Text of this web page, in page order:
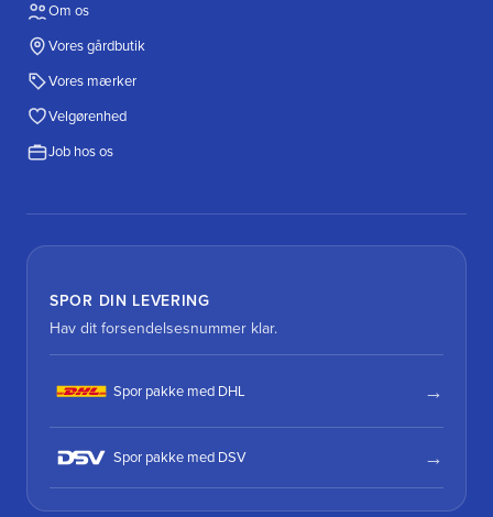
Om os
Vores gårdbutik
Vores mærker
Velgørenhed
Job hos os
SPOR DIN LEVERING
Hav dit forsendelsesnummer klar.
Spor pakke med DHL
Spor pakke med DSV